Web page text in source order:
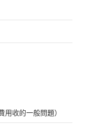
用收的一般問題）